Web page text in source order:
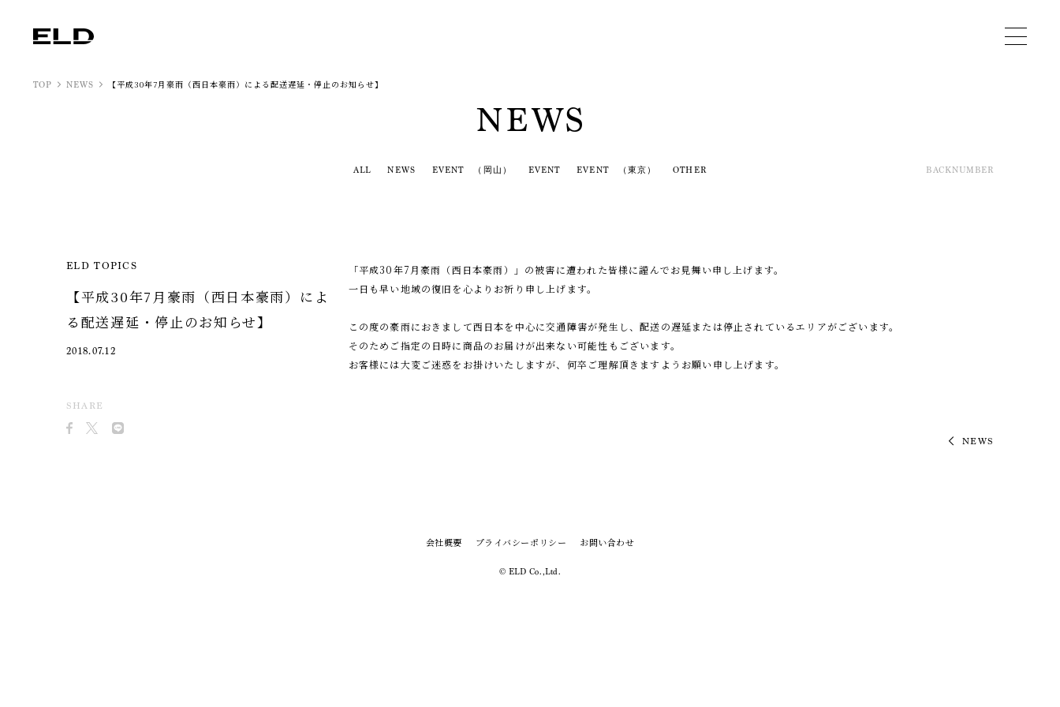
TOP NEWS 【平成30年7月豪雨（西日本豪雨）による配送遅延・停止のお知らせ】
NEWS
ALL NEWS EVENT （岡山） EVENT EVENT （東京） OTHER BACKNUMBER
ELD TOPICS
【平成30年7月豪雨（西日本豪雨）によ
る配送遅延・停止のお知らせ】
2018.07.12
SHARE
「平成30年7月豪雨（西日本豪雨）」の被害に遭われた皆様に謹んでお見舞い申し上げます。
一日も早い地域の復旧を心よりお祈り申し上げます。
この度の豪雨におきまして西日本を中心に交通障害が発生し、配送の遅延または停止されているエリアがございます。
そのためご指定の日時に商品のお届けが出来ない可能性もございます。
お客様には大変ご迷惑をお掛けいたしますが、何卒ご理解頂きますようお願い申し上げます。
NEWS
会社概要 プライバシーポリシー お問い合わせ
© ELD Co.,Ltd.